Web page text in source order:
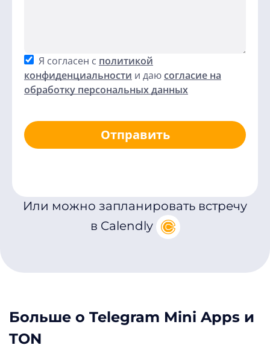
Я согласен с политикой
конфиденциальности и даюсогласие на
обработку персональных данных
Отправить
Или можно запланировать встречу
в Calendly
Больше о Telegram Mini Apps и
TON